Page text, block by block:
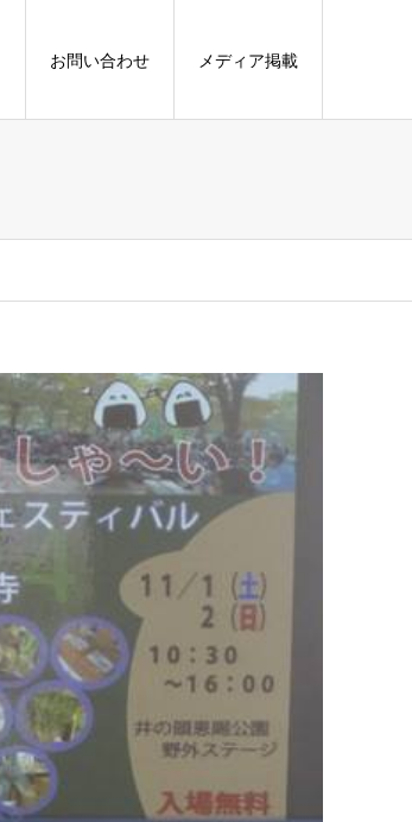
お問い合わせ メディア掲載